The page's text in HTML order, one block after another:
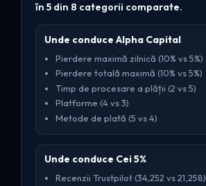
în 5 din 8 categorii comparate.
Unde conduce Alpha Capital
Pierdere maximă zilnică (10% vs 5%)
Pierdere totală maximă (10% vs 5%)
Timp de procesare a plății (2 vs 5)
Platforme (4 vs 3)
Metode de plată (5 vs 4)
Unde conduce Cei 5%
Recenzii Trustpilot (34,252 vs 21,258)